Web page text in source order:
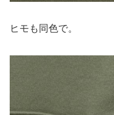
ヒモも同色で。